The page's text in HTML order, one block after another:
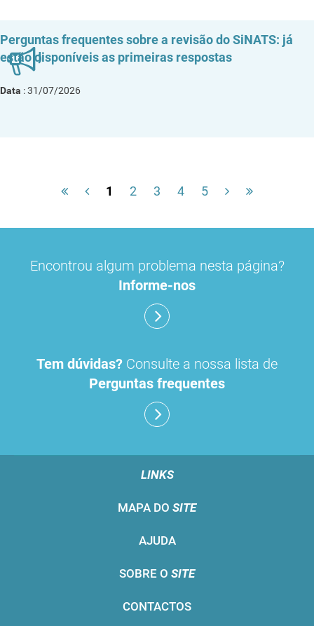
Perguntas frequentes sobre a revisão do SiNATS: já
estão disponíveis as primeiras respostas
Data : 31/07/2026
1 2 3 4 5
Encontrou algum problema nesta página?
Informe-nos
Tem dúvidas? Consulte a nossa lista de
Perguntas frequentes
LINKS
MAPA DO SITE
AJUDA
SOBRE O SITE
CONTACTOS